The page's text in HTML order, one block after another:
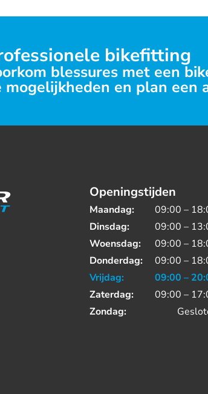
bikefitting
blessures met een
mogelijkheden en plan een
Openingstijden
Maandag:
09:00 –
Dinsdag:
09:00 –
Woensdag:
09:00 –
Donderdag:
09:00 –
Vrijdag:
09:00 –
Zaterdag:
09:00 –
Zondag: